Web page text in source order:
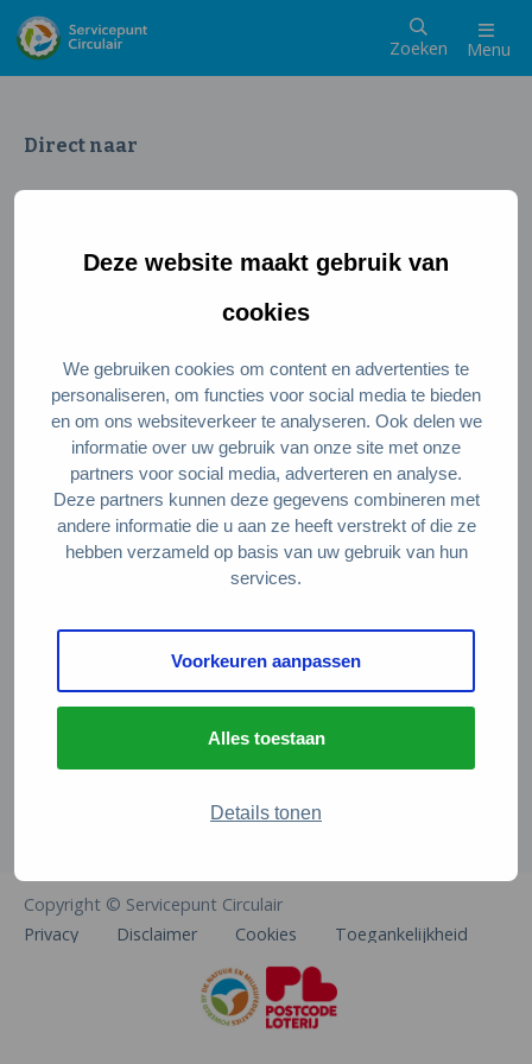
Deze website maakt gebruik van
cookies
We gebruiken cookies om content en advertenties te
personaliseren, om functies voor social media te bieden
en om ons websiteverkeer te analyseren. Ook delen we
informatie over uw gebruik van onze site met onze
partners voor social media, adverteren en analyse.
Deze partners kunnen deze gegevens combineren met
andere informatie die u aan ze heeft verstrekt of die ze
hebben verzameld op basis van uw gebruik van hun
services.
Voorkeuren aanpassen
Alles toestaan
Details tonen
Zoeken Menu
Direct naar
Wat is een circulaire samenleving
Meedoen als ondernemer
Circulaire producten en diensten
Wie zijn wij?
Over ons
Stel je vraag
Servicepunt Team
Veelgestelde vragen
De Natuur en Milieufederaties
Arthur van Schendelstraat 600
info@natuurenmilieufederaties.nl
Copyright © Servicepunt Circulair
Privacy
Disclaimer Cookies Toegankelijkheid